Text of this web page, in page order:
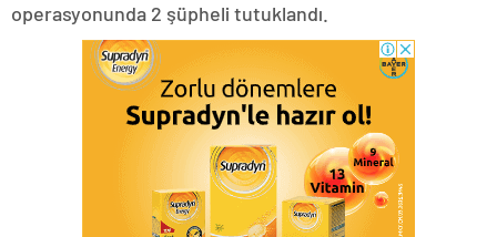
operasyonunda 2 şüpheli tutuklandı.